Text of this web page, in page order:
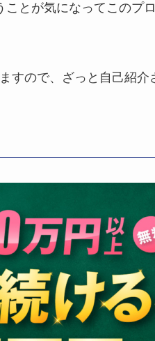
ことが気になってこのプ
すので、ざっと自己紹